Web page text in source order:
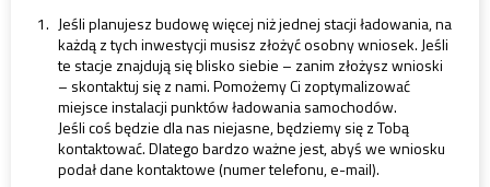
Jeśli planujesz budowę więcej niż jednej stacji ładowania, na
każdą z tych inwestycji musisz złożyć osobny wniosek. Jeśli
te stacje znajdują się blisko siebie – zanim złożysz wnioski
– skontaktuj się z nami. Pomożemy Ci zoptymalizować
miejsce instalacji punktów ładowania samochodów.
Jeśli coś będzie dla nas niejasne, będziemy się z Tobą
kontaktować. Dlatego bardzo ważne jest, abyś we wniosku
podał dane kontaktowe (numer telefonu, e-mail).